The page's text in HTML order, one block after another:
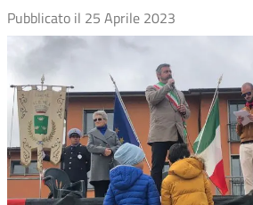
Pubblicato il 25 Aprile 2023